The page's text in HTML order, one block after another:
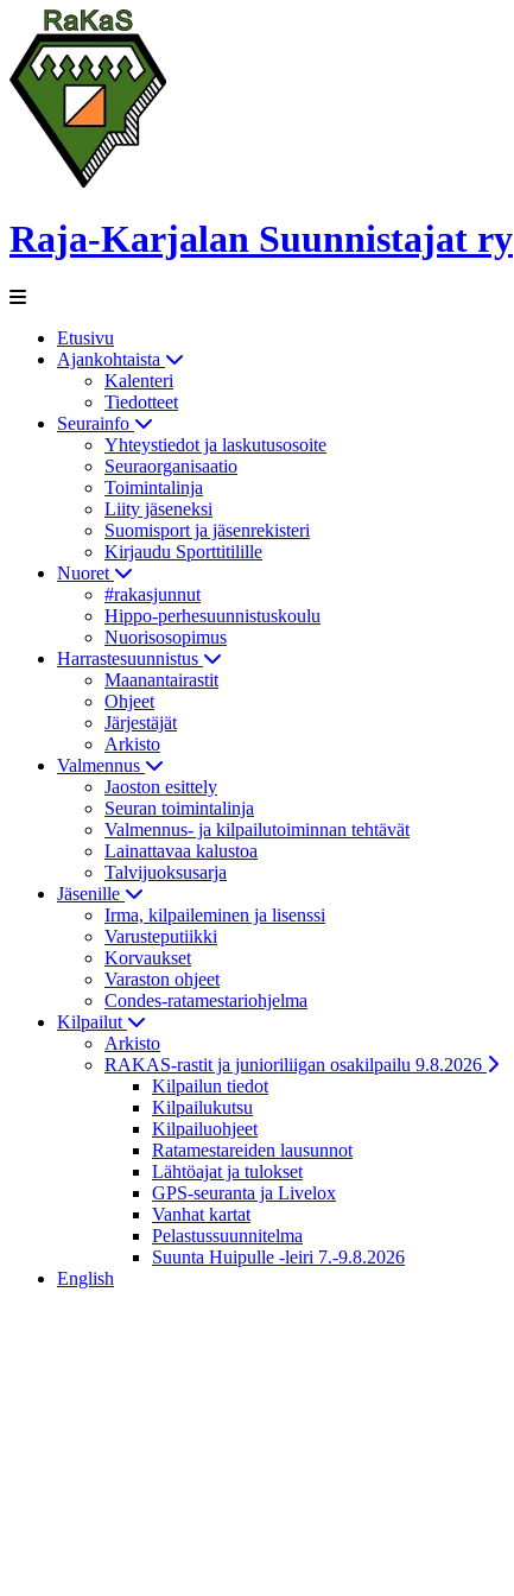
Raja-Karjalan Suunnistajat ry
Etusivu
Ajankohtaista
Kalenteri
Tiedotteet
Seurainfo
Yhteystiedot ja laskutusosoite
Seuraorganisaatio
Toimintalinja
Liity jäseneksi
Suomisport ja jäsenrekisteri
Kirjaudu Sporttitilille
Nuoret
#rakasjunnut
Hippo-perhesuunnistuskoulu
Nuorisosopimus
Harrastesuunnistus
Maanantairastit
Ohjeet
Järjestäjät
Arkisto
Valmennus
Jaoston esittely
Seuran toimintalinja
Valmennus- ja kilpailutoiminnan tehtävät
Lainattavaa kalustoa
Talvijuoksusarja
Jäsenille
Irma, kilpaileminen ja lisenssi
Varusteputiikki
Korvaukset
Varaston ohjeet
Condes-ratamestariohjelma
Kilpailut
Arkisto
RAKAS-rastit ja junioriliigan osakilpailu 9.8.2026
Kilpailun tiedot
Kilpailukutsu
Kilpailuohjeet
Ratamestareiden lausunnot
Lähtöajat ja tulokset
GPS-seuranta ja Livelox
Vanhat kartat
Pelastussuunnitelma
Suunta Huipulle -leiri 7.-9.8.2026
English